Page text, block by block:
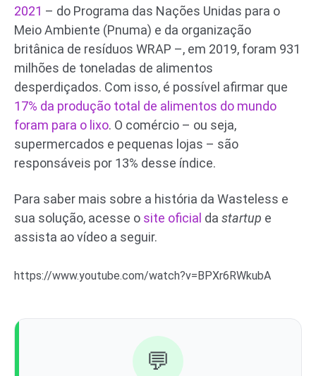
2021 – do Programa das Nações Unidas para o
Meio Ambiente (Pnuma) e da organização
britânica de resíduos WRAP –, em 2019, foram 931
milhões de toneladas de alimentos
desperdiçados. Com isso, é possível afirmar que
17% da produção total de alimentos do mundo
foram para o lixo. O comércio – ou seja,
supermercados e pequenas lojas – são
responsáveis por 13% desse índice.
Para saber mais sobre a história da Wasteless e
sua solução, acesse o site oficial da startup e
assista ao vídeo a seguir.
https://www.youtube.com/watch?v=BPXr6RWkubA
💬